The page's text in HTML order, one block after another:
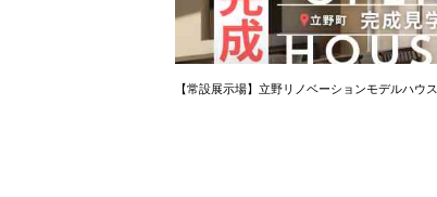
【常設展示場】立野リノベーションモデルハウス